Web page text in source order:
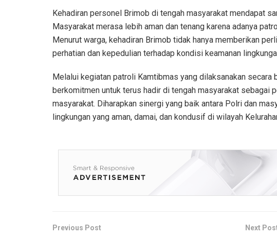
Kehadiran personel Brimob di tengah masyarakat mendapat
Masyarakat merasa lebih aman dan tenang karena adanya
Menurut warga, kehadiran Brimob tidak hanya memberikan
perhatian dan kepedulian terhadap kondisi keamanan
Melalui kegiatan patroli Kamtibmas yang dilaksanakan secara
berkomitmen untuk terus hadir di tengah masyarakat sebagai
masyarakat. Diharapkan sinergi yang baik antara Polri dan
lingkungan yang aman, damai, dan kondusif di wilayah
Previous Post Next